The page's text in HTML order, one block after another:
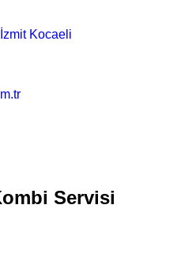
Kocaeli
Servisi